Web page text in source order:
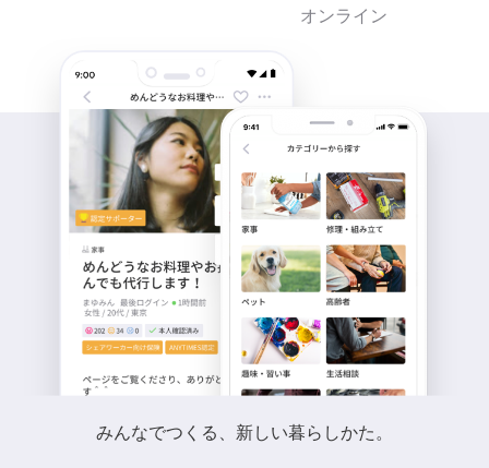
オンライン
みんなでつくる、新しい暮らしかた。